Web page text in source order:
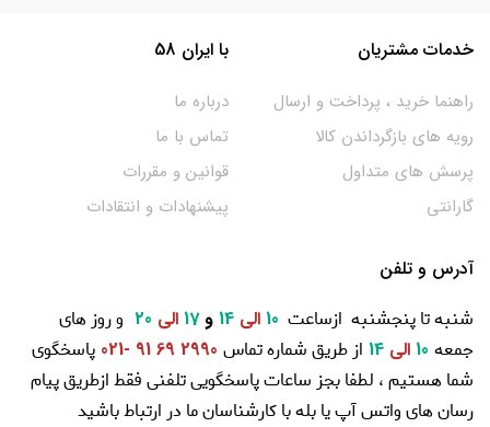
خدمات مشتریان
راهنما خرید ، پرداخت و ارسال
رویه های بازگرداندن کالا
پرسش های متداول
گارانتی
با ایران 58
درباره ما
تماس با ما
قوانین و مقررات
پیشنهادات و انتقادات
آدرس و تلفن
شنبه تا پنجشنبه ازساعت 10 الی و17 الی
و روز های
جمعه
الی از طریق شماره تماس 2990 69 91 -021
پاسخگوی
شما هستیم ، لطفا بجز ساعات پاسخگویی تلفنی فقط ازطریق پیام
رسان های واتس آپ یا بله با کارشناسان ما در ارتباط باشید